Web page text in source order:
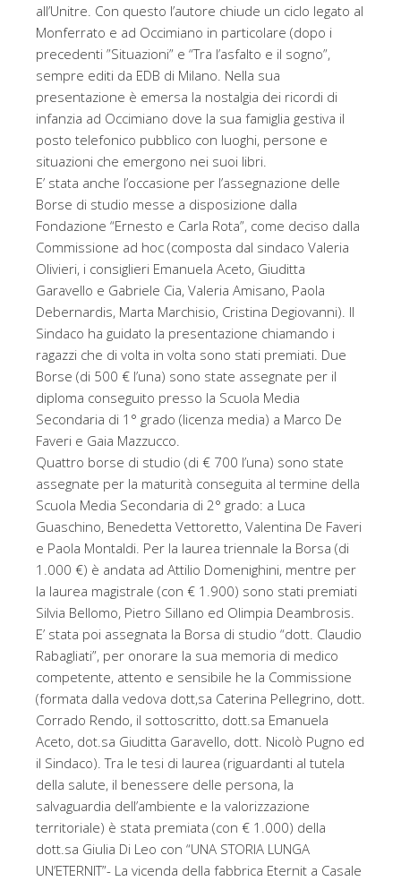
all’Unitre. Con questo l’autore chiude un ciclo legato al
Monferrato e ad Occimiano in particolare (dopo i
precedenti ”Situazioni” e “Tra l’asfalto e il sogno”,
sempre editi da EDB di Milano. Nella sua
presentazione è emersa la nostalgia dei ricordi di
infanzia ad Occimiano dove la sua famiglia gestiva il
posto telefonico pubblico con luoghi, persone e
situazioni che emergono nei suoi libri.
E’ stata anche l’occasione per l’assegnazione delle
Borse di studio messe a disposizione dalla
Fondazione “Ernesto e Carla Rota”, come deciso dalla
Commissione ad hoc (composta dal sindaco Valeria
Olivieri, i consiglieri Emanuela Aceto, Giuditta
Garavello e Gabriele Cia, Valeria Amisano, Paola
Debernardis, Marta Marchisio, Cristina Degiovanni). Il
Sindaco ha guidato la presentazione chiamando i
ragazzi che di volta in volta sono stati premiati. Due
Borse (di 500 € l’una) sono state assegnate per il
diploma conseguito presso la Scuola Media
Secondaria di 1° grado (licenza media) a Marco De
Faveri e Gaia Mazzucco.
Quattro borse di studio (di € 700 l’una) sono state
assegnate per la maturità conseguita al termine della
Scuola Media Secondaria di 2° grado: a Luca
Guaschino, Benedetta Vettoretto, Valentina De Faveri
e Paola Montaldi. Per la laurea triennale la Borsa (di
1.000 €) è andata ad Attilio Domenighini, mentre per
la laurea magistrale (con € 1.900) sono stati premiati
Silvia Bellomo, Pietro Sillano ed Olimpia Deambrosis.
E’ stata poi assegnata la Borsa di studio “dott. Claudio
Rabagliati”, per onorare la sua memoria di medico
competente, attento e sensibile he la Commissione
(formata dalla vedova dott,sa Caterina Pellegrino, dott.
Corrado Rendo, il sottoscritto, dott.sa Emanuela
Aceto, dot.sa Giuditta Garavello, dott. Nicolò Pugno ed
il Sindaco). Tra le tesi di laurea (riguardanti al tutela
della salute, il benessere delle persona, la
salvaguardia dell’ambiente e la valorizzazione
territoriale) è stata premiata (con € 1.000) della
dott.sa Giulia Di Leo con “UNA STORIA LUNGA
UN’ETERNIT”- La vicenda della fabbrica Eternit a Casale